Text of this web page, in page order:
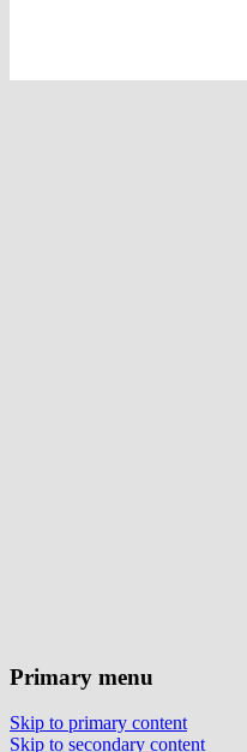
Primary menu
Skip to primary content
Skip to secondary content